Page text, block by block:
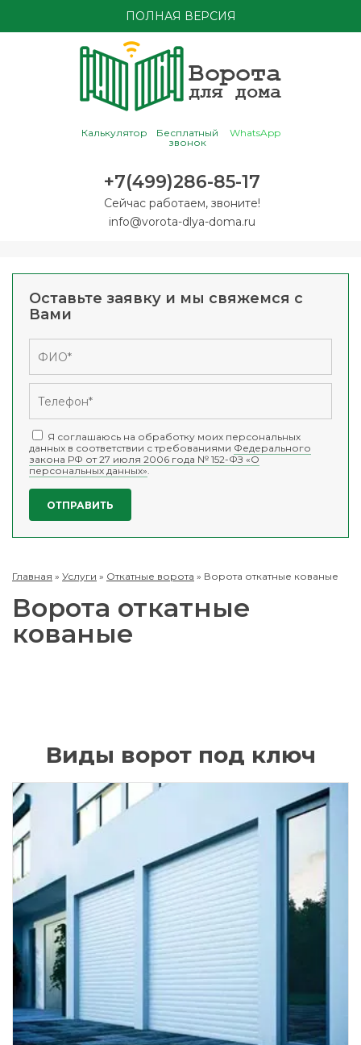
ПОЛНАЯ ВЕРСИЯ
Калькулятор
Бесплатный
звонок
WhatsApp
+7(499)286-85-17
Сейчас работаем, звоните!
info@vorota-dlya-doma.ru
Оставьте заявку и мы свяжемся с
Вами
Я соглашаюсь на обработку моих персональных
данных в соответствии с требованиями Федерального
закона РФ от 27 июля 2006 года № 152-ФЗ «О
персональных данных».
Главная » Услуги » Откатные ворота » Ворота откатные кованые
Ворота откатные
кованые
Виды ворот под ключ